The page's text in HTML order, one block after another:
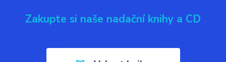
Zakupte si naše nadační knihy a CD